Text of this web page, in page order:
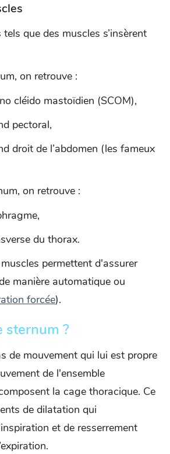
tels que des muscles s’insèrent
on retrouve :
cléido mastoïdien (SCOM),
pectoral,
droit de l’abdomen (les fameux
on retrouve :
du thorax.
permettent d'assurer
manière automatique ou
forcée).
sternum ?
de mouvement qui lui est propre
de l'ensemble
la cage thoracique. Ce
de dilatation qui
et de resserrement